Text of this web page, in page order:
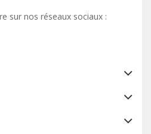
sur nos réseaux sociaux :